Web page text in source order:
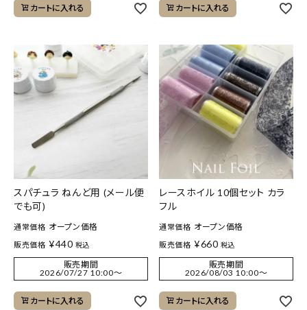
カートに入れる カートに入れる
スパチュラ ねんど用 (メール便
でも可)
通常価格 オープン価格
販売価格 ¥440 税込
販売期間
2026/07/27 10:00〜
カートに入れる
レースホイル 10個セット カラ
フル
通常価格 オープン価格
販売価格 ¥660 税込
販売期間
2026/08/03 10:00〜
カートに入れる